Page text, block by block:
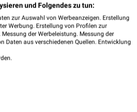
für Mainz ab Mo. den
08. Aug.
und Folgendes zu tun:
zur Auswahl von Werbeanzeigen. Erstellung
Werbung. Erstellung von Profilen zur
der Werbeleistung. Messung der
aus verschiedenen Quellen. Entwicklung